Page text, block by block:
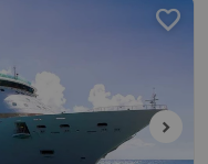
favorite
chevron_right